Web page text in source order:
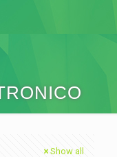
Show all